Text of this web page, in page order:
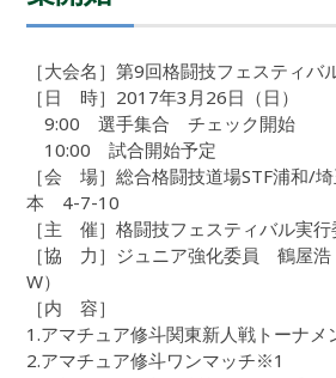
［大会名］第9回格闘技フェスティバ
［日 時］2017年3月26日（日）
9:00 選手集合 チェック開始
10:00 試合開始予定
［会 場］総合格闘技道場STF浦和/
本 4-7-10
［主 催］格闘技フェスティバル実行
［協 力］ジュニア強化委員 鶴屋浩
W）
［内 容］
1.アマチュア修斗関東新人戦トーナ
2.アマチュア修斗ワンマッチ※1